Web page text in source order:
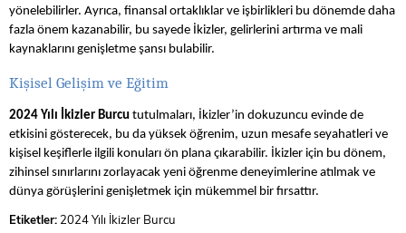
yönelebilirler. Ayrıca, finansal ortaklıklar ve işbirlikleri bu dönemde daha
fazla önem kazanabilir, bu sayede İkizler, gelirlerini artırma ve mali
kaynaklarını genişletme şansı bulabilir.
Kişisel Gelişim ve Eğitim
2024 Yılı İkizler Burcu tutulmaları, İkizler’in dokuzuncu evinde de
etkisini gösterecek, bu da yüksek öğrenim, uzun mesafe seyahatleri ve
kişisel keşiflerle ilgili konuları ön plana çıkarabilir. İkizler için bu dönem,
zihinsel sınırlarını zorlayacak yeni öğrenme deneyimlerine atılmak ve
dünya görüşlerini genişletmek için mükemmel bir fırsattır.
Etiketler: 2024 Yılı İkizler Burcu